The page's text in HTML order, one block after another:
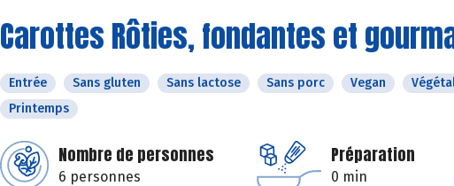
Carottes Rôties, fondantes et
Entrée Sans gluten Sans lactose Sans porc Vegan
Printemps
Nombre de personnes
6 personnes
Préparation
0 min